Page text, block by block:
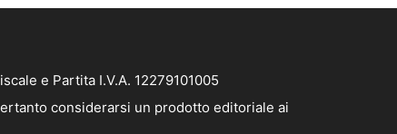
e Partita I.V.A. 12279101005
considerarsi un prodotto editoriale ai